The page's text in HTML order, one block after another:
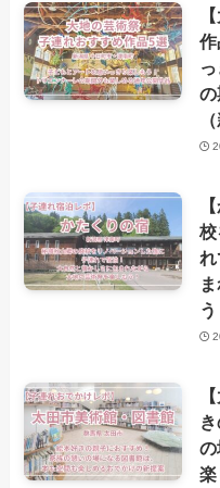
作
の
校
れ
の
楽